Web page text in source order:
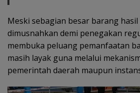
Meski sebagian besar barang
dimusnahkan demi penegakan
membuka peluang pemanfaatan
masih layak guna melalui
pemerintah daerah maupun